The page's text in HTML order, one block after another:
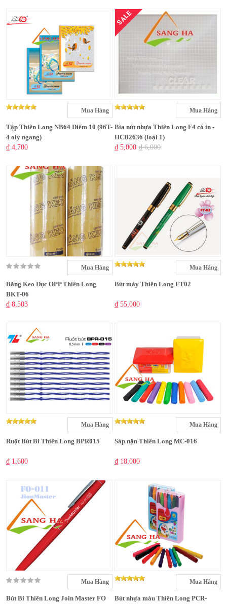
Mua Hàng
Tập Thiên Long NB64 Điểm 10 (96T-
4 oly ngang)
₫ 4,700
SALE
Mua Hàng
Bìa nút nhựa Thiên Long F4 có in -
HCB2636 (loại 1)
₫ 5,000 ₫ 6,000
Mua Hàng
Băng Keo Đục OPP Thiên Long
BKT-06
₫ 8,503
Mua Hàng
Bút máy Thiên Long FT02
₫ 55,000
Mua Hàng
Ruột Bút Bi Thiên Long BPR015
₫ 1,600
Mua Hàng
Sáp nặn Thiên Long MC-016
₫ 18,000
Mua Hàng
Bút Bi Thiên Long Join Master FO
Mua Hàng
Bút nhựa màu Thiên Long PCR-